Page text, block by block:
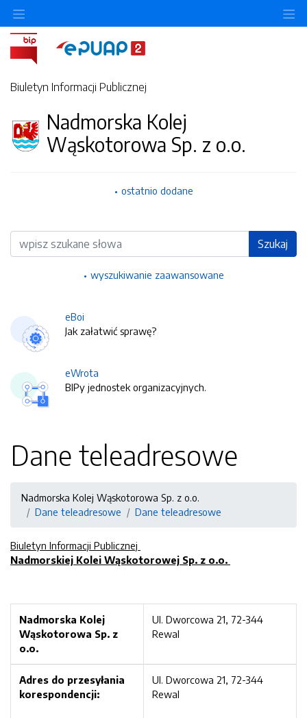
Biuletyn Informacji Publicznej
Nadmorska Kolej
Wąskotorowa Sp. z o.o.
ostatnio dodane
Wyszukiwarka Szukaj
wyszukiwanie zaawansowane
eBoi
Jak załatwić sprawę?
eWrota
BIPy jednostek organizacyjnych.
Dane teleadresowe
Nadmorska Kolej Wąskotorowa Sp. z o.o.
Dane teleadresowe
Dane teleadresowe
Biuletyn Informacji Publicznej
Nadmorskiej Kolei Wąskotorowej Sp. z o.o.
Nadmorska Kolej
Wąskotorowa Sp. z
o.o.
Ul. Dworcowa 21, 72-344
Rewal
Adres do przesyłania
korespondencji:
Ul. Dworcowa 21, 72-344
Rewal